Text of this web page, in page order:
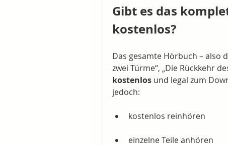
Gibt es das
kostenlos?
Das gesamte Hörbuch – also
zwei Türme“, „Die Rückkehr
kostenlos und legal zum
jedoch:
kostenlos reinhören
einzelne Teile anhören